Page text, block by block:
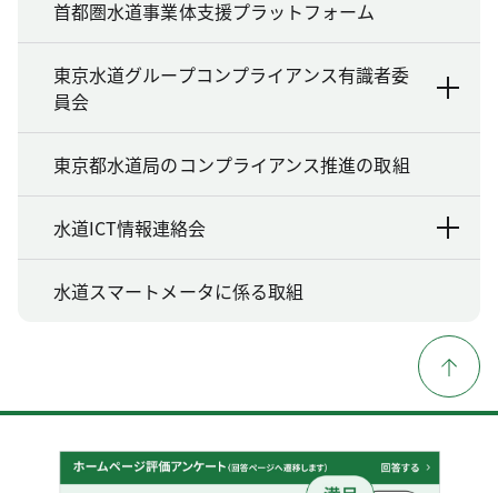
首都圏水道事業体支援プラットフォーム
東京水道グループコンプライアンス有識者委
員会
東京都水道局のコンプライアンス推進の取組
水道ICT情報連絡会
水道スマートメータに係る取組